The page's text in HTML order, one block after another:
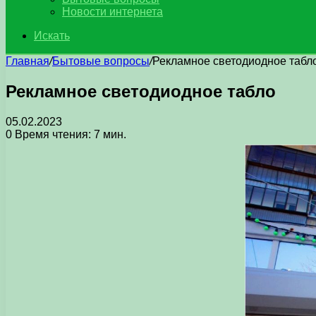
Новости интернета
Искать
Главная/Бытовые вопросы/Рекламное светодиодное
Рекламное светодиодное табло
05.02.2023
0 Время чтения: 7 мин.